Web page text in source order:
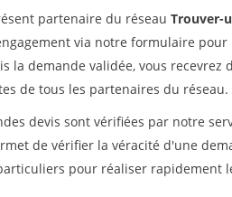
partenaire du réseau Trouver-
via notre formulaire
la demande validée, vous
de tous les partenaires du réseau.
devis sont vérifiées par notre
de vérifier la véracité d'une
pour réaliser rapidement